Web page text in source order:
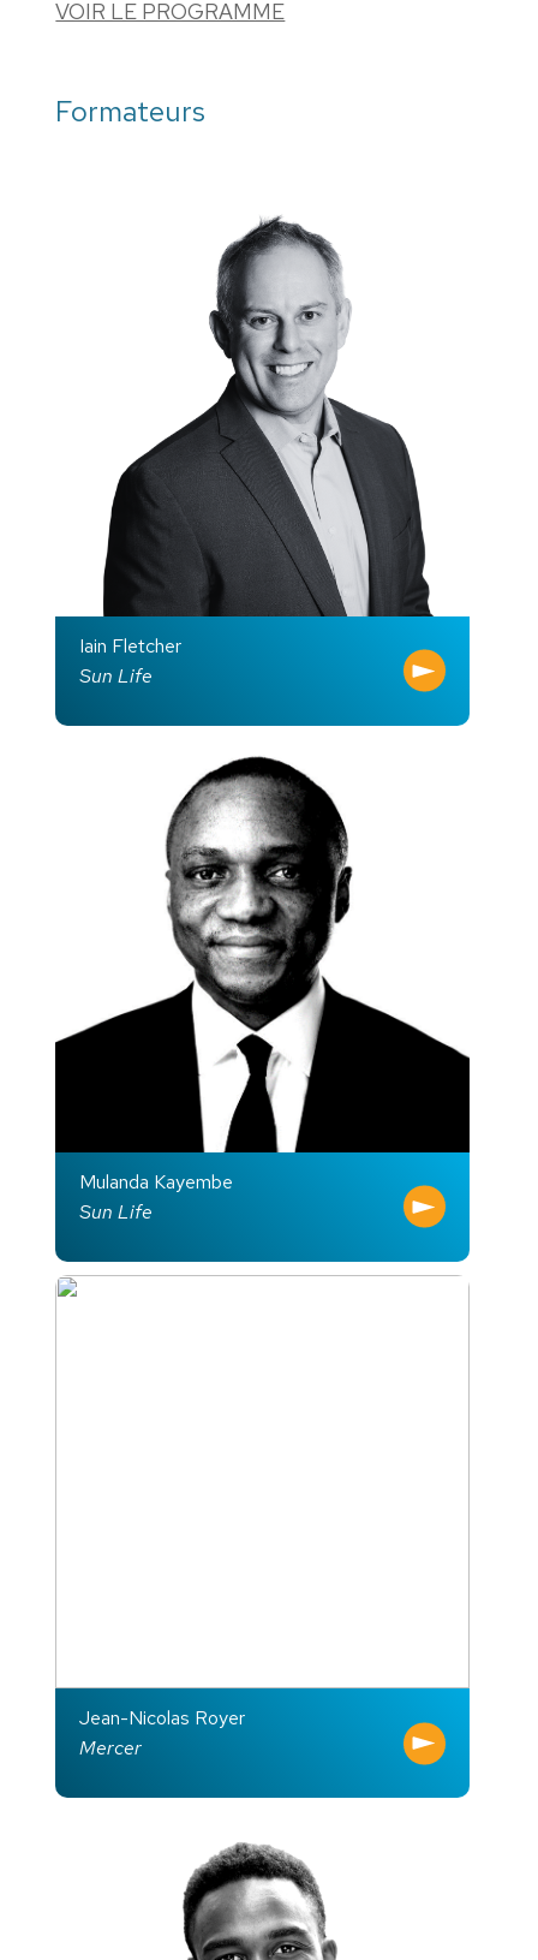
VOIR LE PROGRAMME
Formateurs
Iain Fletcher
Sun Life
Mulanda Kayembe
Sun Life
Jean-Nicolas Royer
Mercer